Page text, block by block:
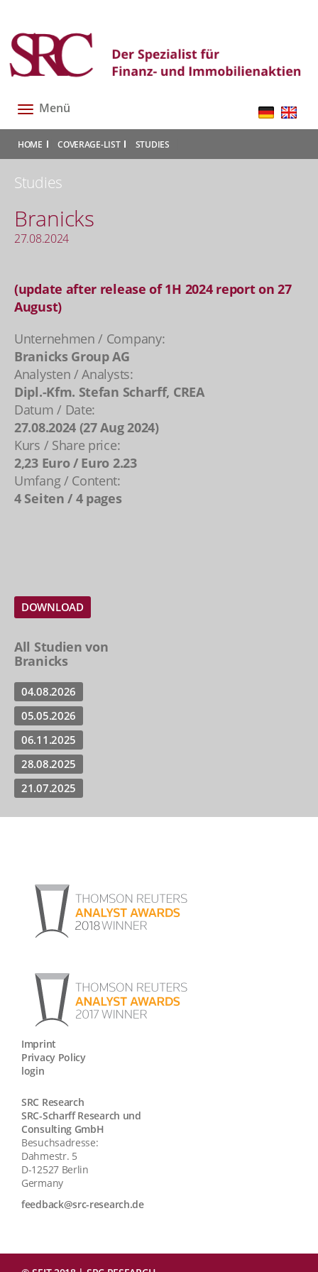
Toggle
navigation
Menü
HOME | COVERAGE-LIST | STUDIES
Studies
Branicks
27.08.2024
(update after release of 1H 2024 report on 27
August)
Unternehmen / Company:
Branicks Group AG
Analysten / Analysts:
Dipl.-Kfm. Stefan Scharff, CREA
Datum / Date:
27.08.2024 (27 Aug 2024)
Kurs / Share price:
2,23 Euro / Euro 2.23
Umfang / Content:
4 Seiten / 4 pages
DOWNLOAD
All Studien von
Branicks
04.08.2026
05.05.2026
06.11.2025
28.08.2025
21.07.2025
Imprint
Privacy Policy
login
SRC Research
SRC-Scharff Research und
Consulting GmbH
Besuchsadresse:
Dahmestr. 5
D-12527 Berlin
Germany
feedback@src-research.de